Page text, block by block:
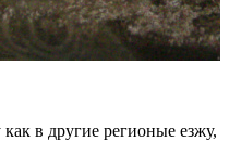
в другие регионые езжу,